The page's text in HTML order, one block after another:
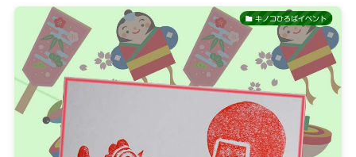
キノコひろばイベント